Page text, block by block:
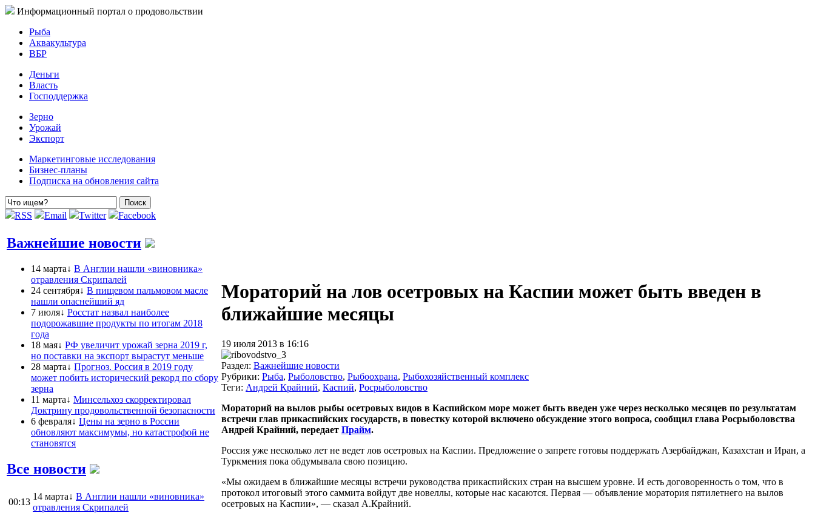
Информационный портал о продовольствии
Рыба
Аквакультура
ВБР
Деньги
Власть
Господдержка
Зерно
Урожай
Экспорт
Маркетинговые исследования
Бизнес-планы
Подписка на обновления сайта
RSS Email Twitter Facebook
Важнейшие новости
14 марта↓ В Англии нашли «виновника»
отравления Скрипалей
24 сентября↓ В пищевом пальмовом масле
нашли опаснейший яд
7 июля↓ Росстат назвал наиболее
подорожавшие продукты по итогам 2018
года
18 мая↓ РФ увеличит урожай зерна 2019 г,
но поставки на экспорт вырастут меньше
28 марта↓ Прогноз. Россия в 2019 году
может побить исторический рекорд по сбору
зерна
11 марта↓ Минсельхоз скорректировал
Доктрину продовольственной безопасности
6 февраля↓ Цены на зерно в России
обновляют максимумы, но катастрофой не
становятся
Все новости
00:13
14 марта↓ В Англии нашли «виновника»
отравления Скрипалей
Мораторий на лов осетровых на Каспии может быть введен в
ближайшие месяцы
19 июля 2013 в 16:16
Раздел: Важнейшие новости
Рубрики: Рыба, Рыболовство, Рыбоохрана, Рыбохозяйственный комплекс
Теги: Андрей Крайний, Каспий, Росрыболовство
Мораторий на вылов рыбы осетровых видов в Каспийском море может быть введен уже через несколько месяцев по результатам
встречи глав прикаспийских государств, в повестку которой включено обсуждение этого вопроса, сообщил глава Росрыболовства
Андрей Крайний, передает Прайм.
Россия уже несколько лет не ведет лов осетровых на Каспии. Предложение о запрете готовы поддержать Азербайджан, Казахстан и Иран, а
Туркмения пока обдумывала свою позицию.
«Мы ожидаем в ближайшие месяцы встречи руководства прикаспийских стран на высшем уровне. И есть договоренность о том, что в
протокол итоговый этого саммита войдут две новеллы, которые нас касаются. Первая — объявление моратория пятилетнего на вылов
осетровых на Каспии», — сказал А.Крайний.